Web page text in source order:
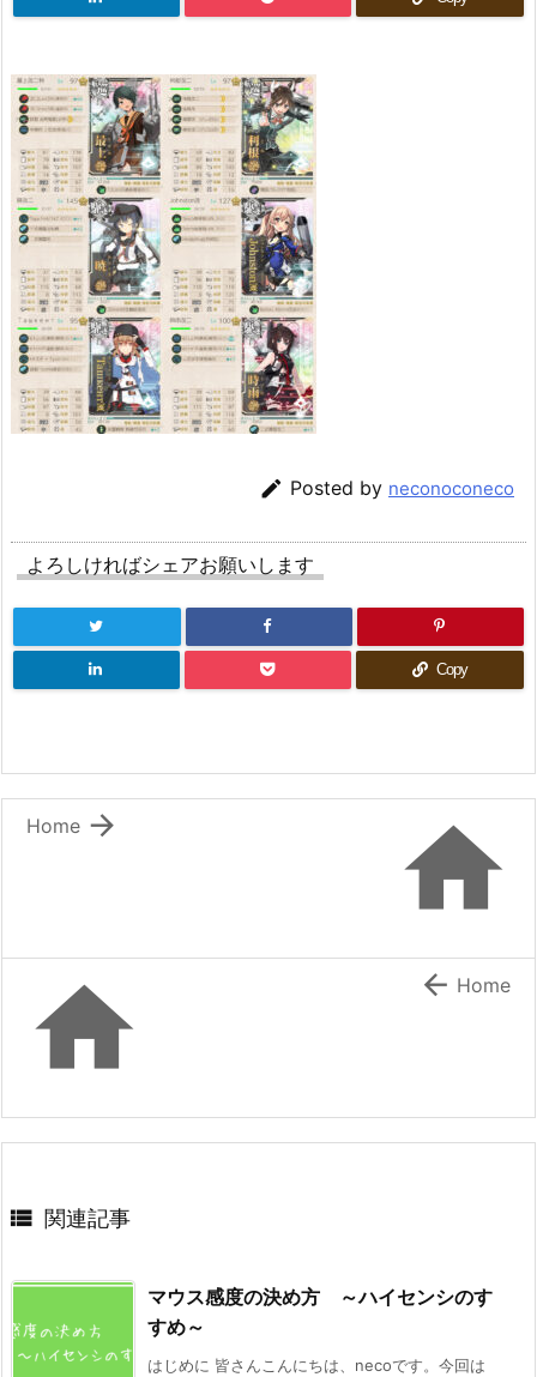
 Posted by neconoconeco
よろしければシェアお願いします
Copy


Home
  Home
 関連記事
マウス感度の決め方 ～ハイセンシのす
すめ～
はじめに 皆さんこんにちは、necoです。今回は